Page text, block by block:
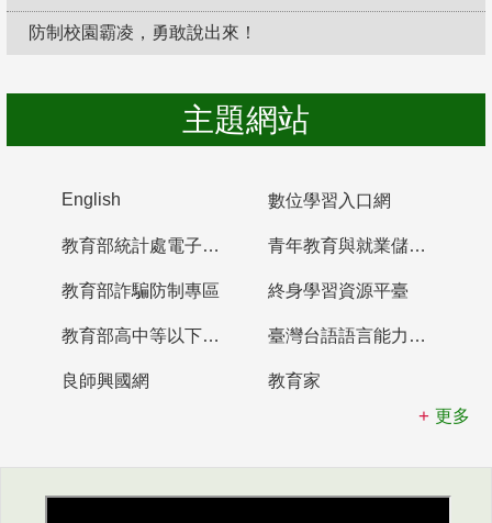
防制校園霸凌，勇敢說出來！
主題網站
English 數位學習入口網
教育部統計處電子書櫃 青年教育與就業儲蓄帳戶
教育部詐騙防制專區 終身學習資源平臺
教育部高中等以下學校及幼兒園教師資格檢定考試 臺灣台語語言能力認證網站
良師興國網
教育家
更多